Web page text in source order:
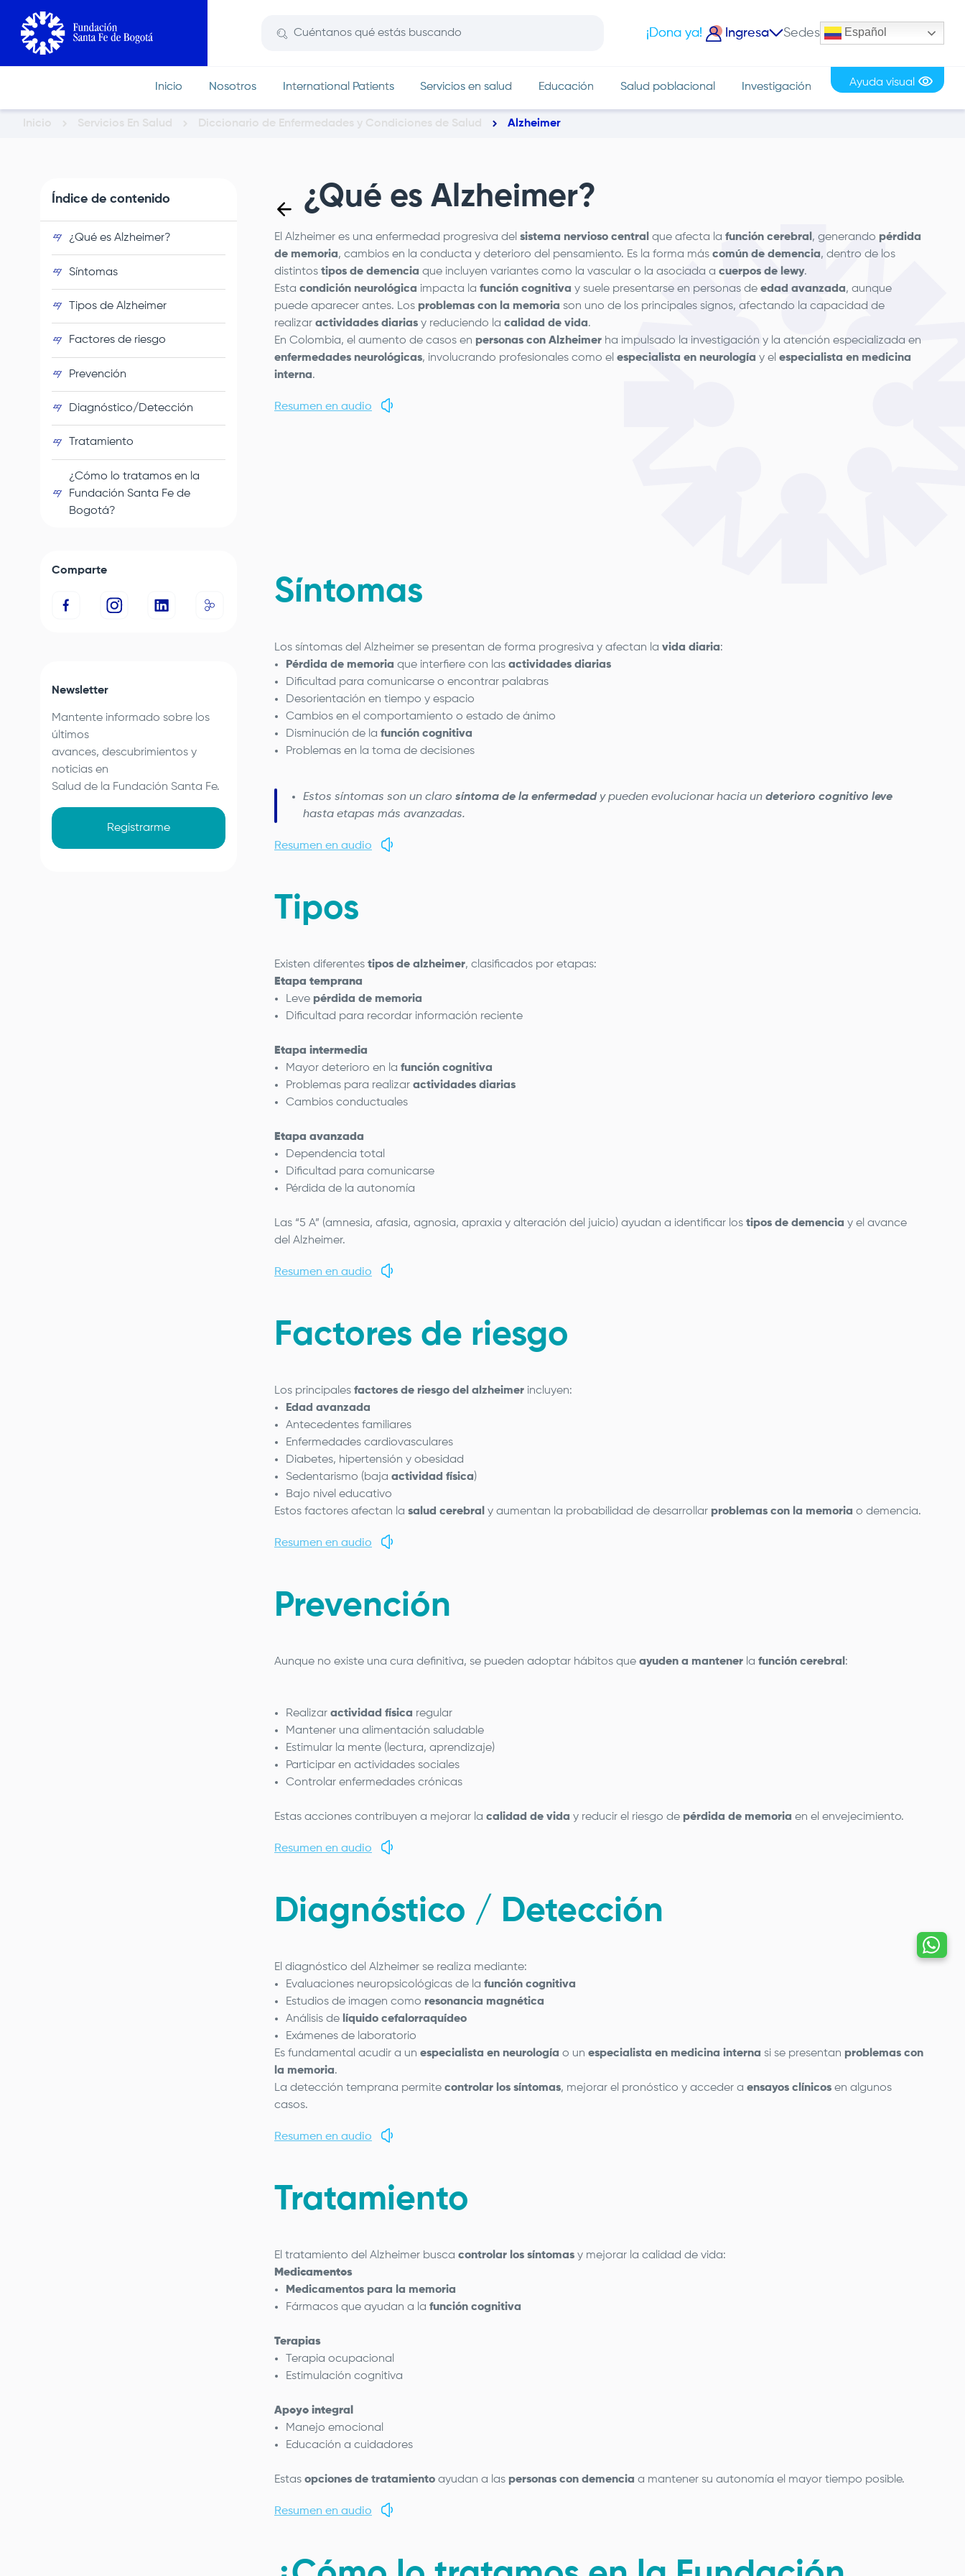
contenido
¡Dona ya! Ingresa Sedes Español
Inicio Nosotros International Patients Servicios en salud Educación Salud poblacional Investigación Ayuda visual
Inicio Servicios En Salud Diccionario de Enfermedades y Condiciones de Salud Alzheimer
Índice de contenido
¿Qué es Alzheimer?
Síntomas
Tipos de Alzheimer
Factores de riesgo
Prevención
Diagnóstico/Detección
Tratamiento
¿Cómo lo tratamos en la
Fundación Santa Fe de
Bogotá?
Comparte
Newsletter
Mantente informado sobre los
últimos
avances, descubrimientos y
noticias en
Salud de la Fundación Santa Fe.
Registrarme
¿Qué es Alzheimer?
El Alzheimer es una enfermedad progresiva del sistema nervioso central que afecta la función cerebral , generando pérdida
de memoria, cambios en la conducta y deterioro del pensamiento. Es la forma más común de demencia, dentro de los
distintos tipos de demencia que incluyen variantes como la vascular o la asociada a cuerpos de lewy.
Esta condición neurológica impacta la función cognitiva y suele presentarse en personas de edad avanzada, aunque
puede aparecer antes. Los problemas con la memoria son uno de los principales signos, afectando la capacidad de
realizar actividades diarias y reduciendo la calidad de vida.
En Colombia, el aumento de casos en personas con Alzheimer ha impulsado la investigación y la atención especializada en
enfermedades neurológicas, involucrando profesionales como el especialista en neurología y el especialista en medicina
interna.
Resumen en audio
Síntomas
Los síntomas del Alzheimer se presentan de forma progresiva y afectan la vida diaria:
Pérdida de memoria que interfiere con las actividades diarias
Dificultad para comunicarse o encontrar palabras
Desorientación en tiempo y espacio
Cambios en el comportamiento o estado de ánimo
Disminución de la función cognitiva
Problemas en la toma de decisiones
Estos síntomas son un claro síntoma de la enfermedad y pueden evolucionar hacia un deterioro cognitivo leve
hasta etapas más avanzadas.
Resumen en audio
Tipos
Existen diferentes tipos de alzheimer, clasificados por etapas:
Etapa temprana
Leve pérdida de memoria
Dificultad para recordar información reciente
Etapa intermedia
Mayor deterioro en la función cognitiva
Problemas para realizar actividades diarias
Cambios conductuales
Etapa avanzada
Dependencia total
Dificultad para comunicarse
Pérdida de la autonomía
Las “5 A” (amnesia, afasia, agnosia, apraxia y alteración del juicio) ayudan a identificar los tipos de demencia y el avance
del Alzheimer.
Resumen en audio
Factores de riesgo
Los principales factores de riesgo del alzheimer incluyen:
Edad avanzada
Antecedentes familiares
Enfermedades cardiovasculares
Diabetes, hipertensión y obesidad
Sedentarismo (baja actividad física)
Bajo nivel educativo
Estos factores afectan la salud cerebral y aumentan la probabilidad de desarrollar problemas con la memoria o demencia.
Resumen en audio
Prevención
Aunque no existe una cura definitiva, se pueden adoptar hábitos que ayuden a mantener la función cerebral :
Realizar actividad física regular
Mantener una alimentación saludable
Estimular la mente (lectura, aprendizaje)
Participar en actividades sociales
Controlar enfermedades crónicas
Estas acciones contribuyen a mejorar la calidad de vida y reducir el riesgo de pérdida de memoria en el envejecimiento.
Resumen en audio
Diagnóstico / Detección
El diagnóstico del Alzheimer se realiza mediante:
Evaluaciones neuropsicológicas de la función cognitiva
Estudios de imagen como resonancia magnética
Análisis de líquido cefalorraquídeo
Exámenes de laboratorio
Es fundamental acudir a un especialista en neurología o un especialista en medicina interna si se presentan problemas con
la memoria.
La detección temprana permite controlar los síntomas, mejorar el pronóstico y acceder a ensayos clínicos en algunos
casos.
Resumen en audio
Tratamiento
El tratamiento del Alzheimer busca controlar los síntomas y mejorar la calidad de vida:
Medicamentos
Medicamentos para la memoria
Fármacos que ayudan a la función cognitiva
Terapias
Terapia ocupacional
Estimulación cognitiva
Apoyo integral
Manejo emocional
Educación a cuidadores
Estas opciones de tratamiento ayudan a las personas con demencia a mantener su autonomía el mayor tiempo posible.
Resumen en audio